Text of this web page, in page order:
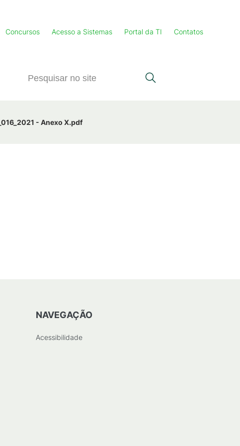
Concursos Acesso a Sistemas Portal da TI Contatos
- Anexo X.pdf
NAVEGAÇÃO
Acessibilidade